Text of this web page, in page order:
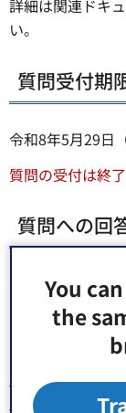
You
the
詳細は関連ドキ
い。
質問受付期
令和8年5月29日
質問の受付は終了
質問への回
令和8年5月29日
いて、以下のと
なお、質問者へ
質問に対する回
ます）